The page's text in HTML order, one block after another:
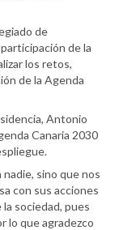
de
de la
los retos,
de la Agenda
Antonio
Canaria 2030
sino que nos
con sus acciones
sociedad, pues
lo que agradezco